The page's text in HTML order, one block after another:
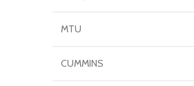
MTU
CUMMINS